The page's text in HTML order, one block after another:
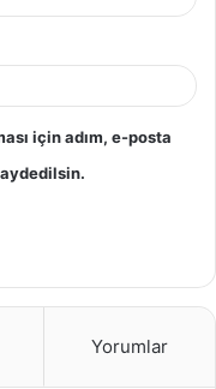
için adım, e-posta
Yorumlar